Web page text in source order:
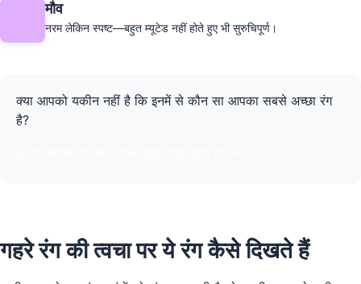
मौव
नरम लेकिन स्पष्ट—बहुत म्यूटेड नहीं होते हुए भी सुरुचिपूर्ण।
क्या आपको यकीन नहीं है कि इनमें से कौन सा आपका सबसे अच्छा रंग
है?
गहरे रंग की त्वचा पर ये रंग कैसे दिखते हैं